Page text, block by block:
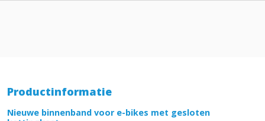
Productinformatie
Nieuwe binnenband voor e-bikes met gesloten